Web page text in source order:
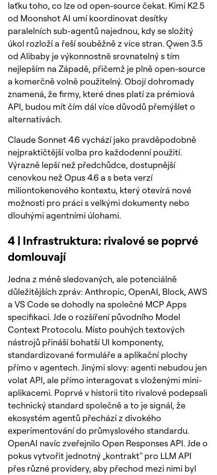
laťku toho, co lze od open-source čekat. Kimi K2.5
od Moonshot AI umí koordinovat desítky
paralelních sub-agentů najednou, kdy se složitý
úkol rozloží a řeší souběžně z více stran. Qwen 3.5
od Alibaby je výkonnostně srovnatelný s tím
nejlepším na Západě, přičemž je plně open-source
a komerčně volně použitelný. Obojí dohromady
znamená, že firmy, které dnes platí za prémiová
API, budou mít čím dál více důvodů přemýšlet o
alternativách.
Claude Sonnet 4.6 vychází jako pravděpodobně
nejpraktičtější volba pro každodenní použití.
Výrazně lepší než předchůdce, dostupnější
cenovkou než Opus 4.6 a s beta verzí
miliontokenového kontextu, který otevírá nové
možnosti pro práci s velkými dokumenty nebo
dlouhými agentními úlohami.
4 | Infrastruktura: rivalové se poprvé
domlouvají
Jedna z méně sledovaných, ale potenciálně
důležitějších zpráv: Anthropic, OpenAI, Block, AWS
a VS Code se dohodly na společné MCP Apps
specifikaci. Jde o rozšíření původního Model
Context Protocolu. Místo pouhých textových
nástrojů přináší bohatší UI komponenty,
standardizované formuláře a aplikační plochy
přímo v agentech. Jinými slovy: agenti nebudou jen
volat API, ale přímo interagovat s vloženými mini-
aplikacemi. Poprvé v historii tito rivalové podepsali
technický standard společně a to je signál, že
ekosystém agentů přechází z divokého
experimentování do průmyslového standardu.
OpenAI navíc zveřejnilo Open Responses API. Jde o
pokus vytvořit jednotný „kontrakt" pro LLM API
přes různé providery, aby přechod mezi nimi byl